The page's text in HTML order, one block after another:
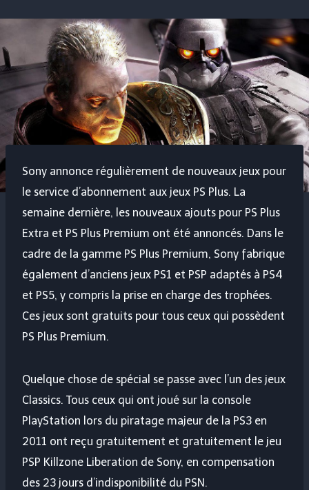
Sony annonce régulièrement de nouveaux jeux pour
le service d’abonnement aux jeux PS Plus. La
semaine dernière, les nouveaux ajouts pour PS Plus
Extra et PS Plus Premium ont été annoncés. Dans le
cadre de la gamme PS Plus Premium, Sony fabrique
également d’anciens jeux PS1 et PSP adaptés à PS4
et PS5, y compris la prise en charge des trophées.
Ces jeux sont gratuits pour tous ceux qui possèdent
PS Plus Premium.
Quelque chose de spécial se passe avec l’un des jeux
Classics. Tous ceux qui ont joué sur la console
PlayStation lors du piratage majeur de la PS3 en
2011 ont reçu gratuitement et gratuitement le jeu
PSP Killzone Liberation de Sony, en compensation
des 23 jours d’indisponibilité du PSN.